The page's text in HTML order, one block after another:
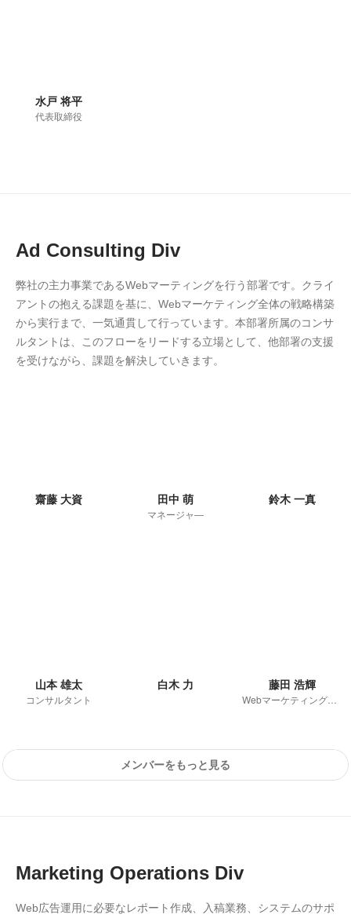
水戸 将平
代表取締役
Ad Consulting Div
弊社の主力事業であるWebマーティングを行う部署です。クライ
アントの抱える課題を基に、Webマーケティング全体の戦略構築
から実行まで、一気通貫して行っています。本部署所属のコンサ
ルタントは、このフローをリードする立場として、他部署の支援
を受けながら、課題を解決していきます。
齋藤 大資 田中 萌
マネージャ―
鈴木 一真
山本 雄太
コンサルタント
白木 力 藤田 浩輝
メンバーをもっと見る
Marketing Operations Div
Web広告運用に必要なレポート作成、入稿業務、システムのサポ